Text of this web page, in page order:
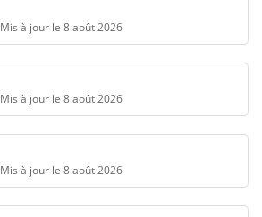
Mis à jour le 8 août 2026
Mis à jour le 8 août 2026
Mis à jour le 8 août 2026